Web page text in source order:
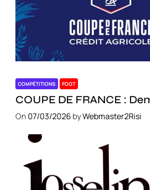
COMPÉTITIONS FOOT
COUPE DE FRANCE :
On 07/03/2026 byWebmaster2Risi